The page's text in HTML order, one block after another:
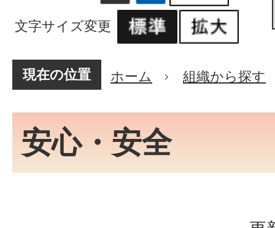
文字サイズ変更
現在の位置 ホーム 組織から探す
安心・安全